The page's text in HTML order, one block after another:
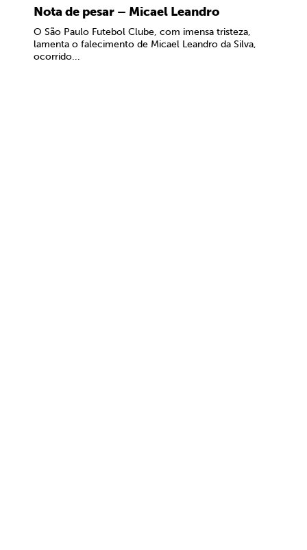
Nota de pesar – Micael Leandro
O São Paulo Futebol Clube, com imensa tristeza,
lamenta o falecimento de Micael Leandro da Silva,
ocorrido...